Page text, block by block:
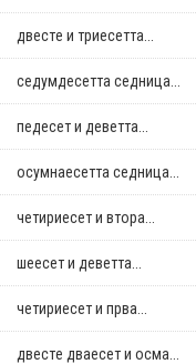
двестe и триесетта...
седумдесетта седница...
педесет и деветта...
осумнaесетта седница...
четириесет и втора...
шеесет и деветта...
четириесет и прва...
двестe дваесет и осма...